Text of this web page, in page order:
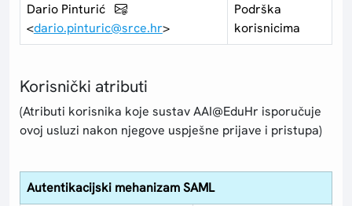
Dario Pinturić
<dario.pinturic@srce.hr>
Podrška
korisnicima
Korisnički atributi
(Atributi korisnika koje sustav AAI@EduHr isporučuje
ovoj usluzi nakon njegove uspješne prijave i pristupa)
Autentikacijski mehanizam SAML